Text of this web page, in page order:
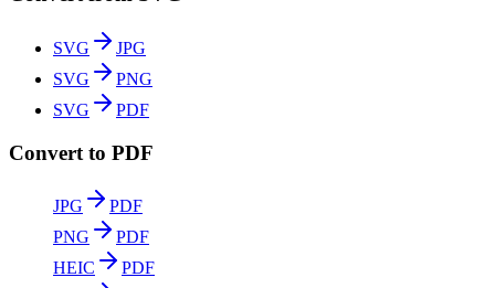
SVG
JPG
SVG
PNG
SVG
PDF
Convert to PDF
JPG
PDF
PNG
PDF
HEIC
PDF